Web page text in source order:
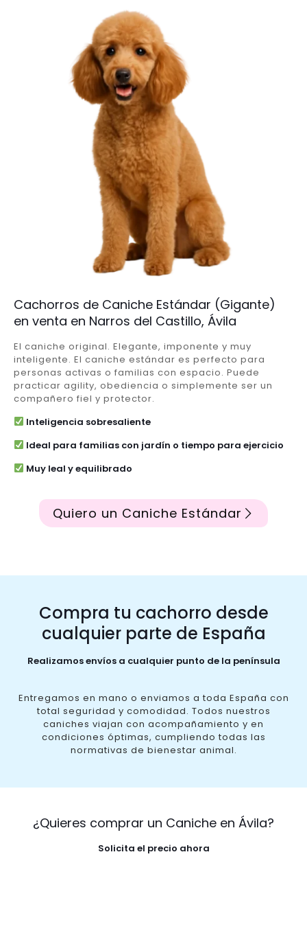
Cachorros de Caniche Estándar (Gigante)
en venta en Narros del Castillo, Ávila
El caniche original. Elegante, imponente y muy
inteligente. El caniche estándar es perfecto para
personas activas o familias con espacio. Puede
practicar agility, obediencia o simplemente ser un
compañero fiel y protector.
Inteligencia sobresaliente
Ideal para familias con jardín o tiempo para ejercicio
Muy leal y equilibrado
Quiero un Caniche Estándar
Compra tu cachorro desde
cualquier parte de España
Realizamos envíos a cualquier punto de la península
Entregamos en mano o enviamos a toda España con
total seguridad y comodidad. Todos nuestros
caniches viajan con acompañamiento y en
condiciones óptimas, cumpliendo todas las
normativas de bienestar animal.
¿Quieres comprar un Caniche en Ávila?
Solicita el precio ahora